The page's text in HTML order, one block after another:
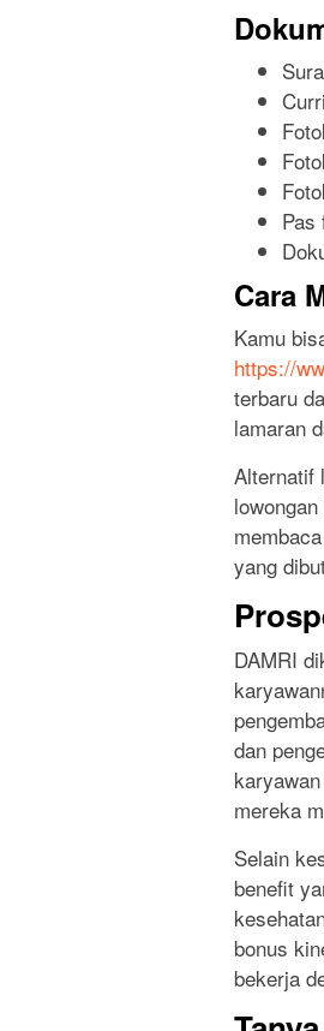
Pas
Cara
Kamu
https://
terbaru
lamaran
Alternatif
yang
DAMRI
dan
mereka
Selain
benefit
bonus
bekerja